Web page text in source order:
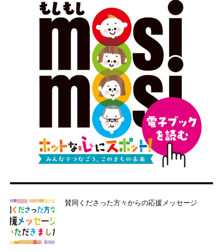
賛同くださった方々からの応援メッセージ